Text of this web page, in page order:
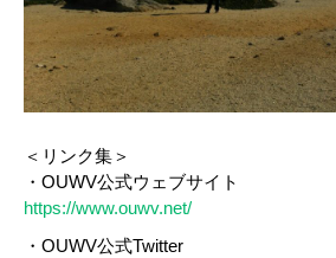
＜リンク集＞
・OUWV公式ウェブサイト
https://www.ouwv.net/
・OUWV公式Twitter